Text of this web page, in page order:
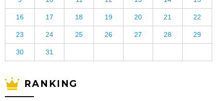
16 17 18 19 20 21 22
23 24 25 26 27 28 29
30 31
RANKING